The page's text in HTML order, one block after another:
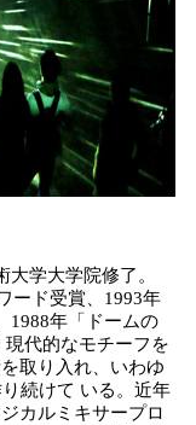
学大学院修了。
ード受賞、1993年
1988年「ドームの
代的なモチーフを
取り入れ、いわゆ
続けて いる。近年
カルミキサープロ